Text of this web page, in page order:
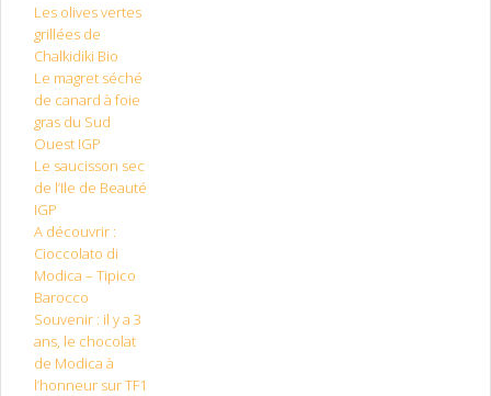
Les olives vertes
grillées de
Chalkidiki Bio
Le magret séché
de canard à foie
gras du Sud
Ouest IGP
Le saucisson sec
de l’Ile de Beauté
IGP
A découvrir :
Cioccolato di
Modica – Tipico
Barocco
Souvenir : il y a 3
ans, le chocolat
de Modica à
l’honneur sur TF1